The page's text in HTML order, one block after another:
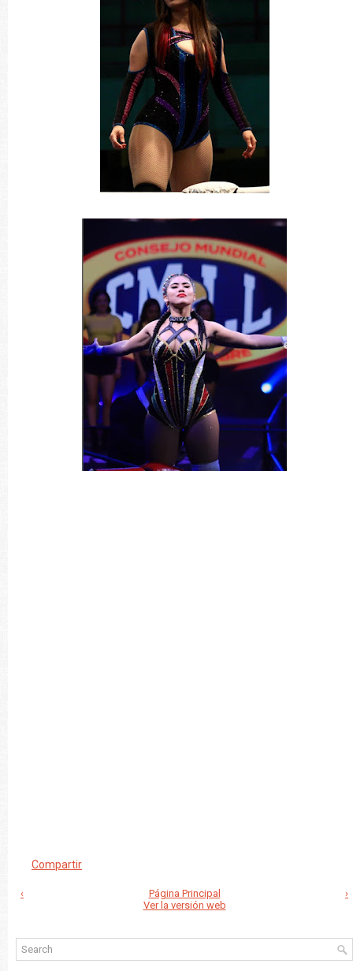
Compartir
‹ ›
Página Principal
Ver la versión web